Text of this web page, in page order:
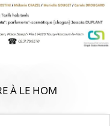
À LE HOM